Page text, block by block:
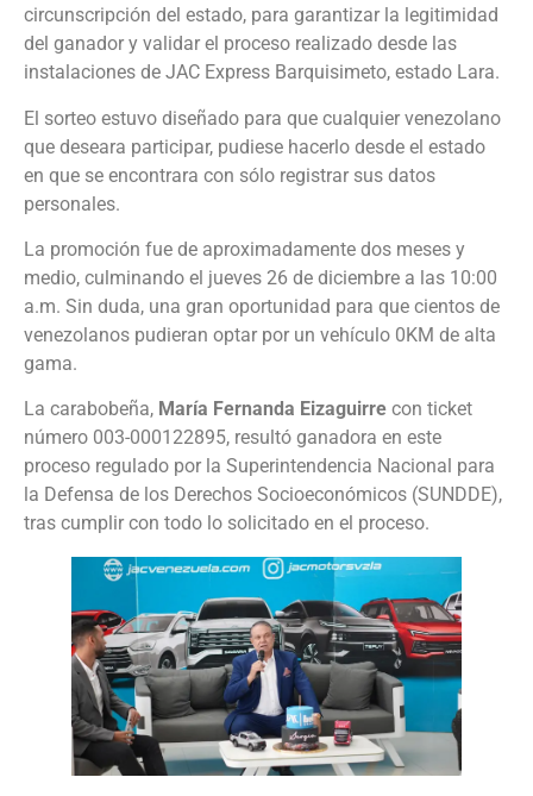
circunscripción del estado, para garantizar la legitimidad
del ganador y validar el proceso realizado desde las
instalaciones de JAC Express Barquisimeto, estado Lara.
El sorteo estuvo diseñado para que cualquier venezolano
que deseara participar, pudiese hacerlo desde el estado
en que se encontrara con sólo registrar sus datos
personales.
La promoción fue de aproximadamente dos meses y
medio, culminando el jueves 26 de diciembre a las 10:00
a.m. Sin duda, una gran oportunidad para que cientos de
venezolanos pudieran optar por un vehículo 0KM de alta
gama.
La carabobeña, María Fernanda Eizaguirre con ticket
número 003-000122895, resultó ganadora en este
proceso regulado por la Superintendencia Nacional para
la Defensa de los Derechos Socioeconómicos (SUNDDE),
tras cumplir con todo lo solicitado en el proceso.